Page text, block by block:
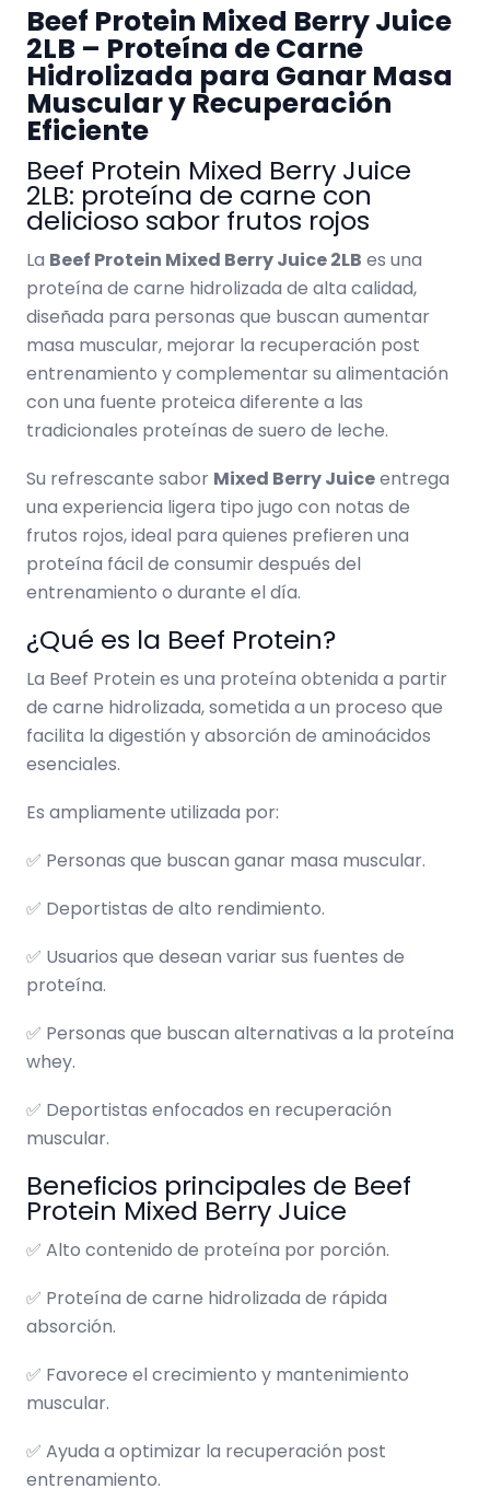
Beef Protein Mixed Berry Juice
2LB – Proteína de Carne
Hidrolizada para Ganar Masa
Muscular y Recuperación
Eficiente
Beef Protein Mixed Berry Juice
2LB: proteína de carne con
delicioso sabor frutos rojos
La Beef Protein Mixed Berry Juice 2LB es una
proteína de carne hidrolizada de alta calidad,
diseñada para personas que buscan aumentar
masa muscular, mejorar la recuperación post
entrenamiento y complementar su alimentación
con una fuente proteica diferente a las
tradicionales proteínas de suero de leche.
Su refrescante sabor Mixed Berry Juiceentrega
una experiencia ligera tipo jugo con notas de
frutos rojos, ideal para quienes prefieren una
proteína fácil de consumir después del
entrenamiento o durante el día.
¿Qué es la Beef Protein?
La Beef Protein es una proteína obtenida a partir
de carne hidrolizada, sometida a un proceso que
facilita la digestión y absorción de aminoácidos
esenciales.
Es ampliamente utilizada por:
✅ Personas que buscan ganar masa muscular.
✅ Deportistas de alto rendimiento.
✅ Usuarios que desean variar sus fuentes de
proteína.
✅ Personas que buscan alternativas a la proteína
whey.
✅ Deportistas enfocados en recuperación
muscular.
Beneficios principales de Beef
Protein Mixed Berry Juice
✅ Alto contenido de proteína por porción.
✅ Proteína de carne hidrolizada de rápida
absorción.
✅ Favorece el crecimiento y mantenimiento
muscular.
✅ Ayuda a optimizar la recuperación post
entrenamiento.